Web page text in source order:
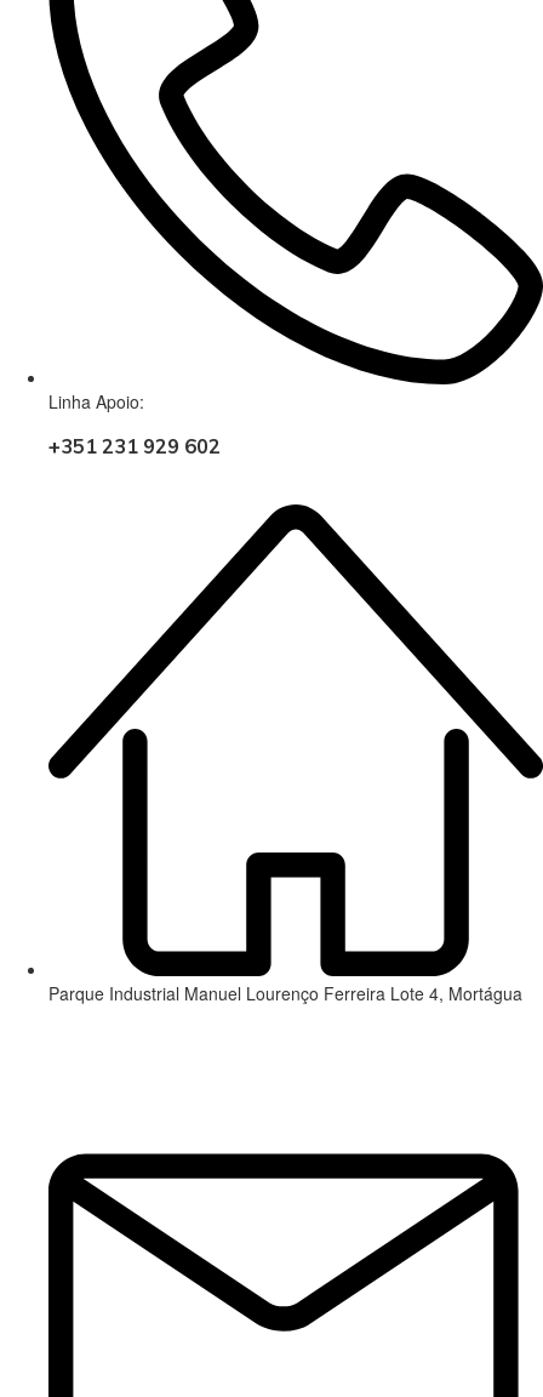
Linha Apoio:
+351 231 929 602
Parque Industrial Manuel Lourenço Ferreira Lote 4, Mortágua